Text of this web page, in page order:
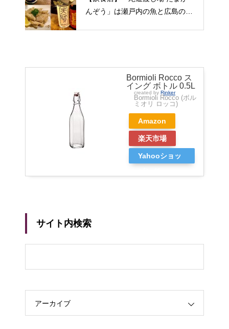
んぞう」は瀬戸内の魚と広島の日
Bormioli Rocco ス
イング ボトル 0.5L
created by Rinker
Bormioli Rocco (ボル
ミオリ ロッコ)
Amazon
楽天市場
Yahooショッ
サイト内検索
アーカイブ